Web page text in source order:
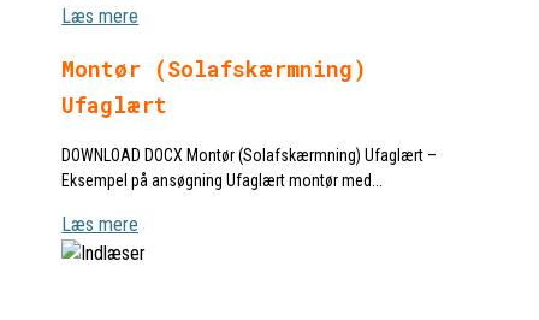
Læs mere
Montør (Solafskærmning)
Ufaglært
DOWNLOAD DOCX Montør (Solafskærmning) Ufaglært –
Eksempel på ansøgning Ufaglært montør med...
Læs mere